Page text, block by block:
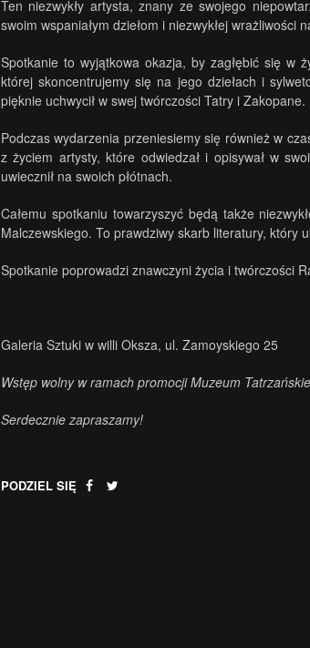
Ten niezwykły artysta, znany ze swojego
swoim wspaniałym dziełom i niezwykłej wrażliwości
Spotkanie to wyjątkowa okazja, by zagłębić się w
której skoncentrujemy się na jego dziełach i
pięknie uchwycił w swej twórczości Tatry i Zakopane.
Podczas wydarzenia przeniesiemy się również w
z życiem artysty, które odwiedzał i opisywał w
uwiecznił na swoich płótnach.
Całemu spotkaniu towarzyszyć będą także
Malczewskiego. To prawdziwy skarb literatury, który
Spotkanie poprowadzi znawczyni życia i twórczości
Galeria Sztuki w willi Oksza, ul. Zamoyskiego 25
Wstęp wolny w ramach promocji Muzeum
Serdecznie zapraszamy!
PODZIEL SIĘ